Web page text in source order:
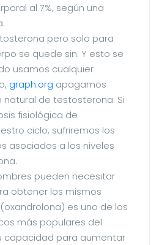
al 7%, según una
pero solo para
se quede sin. Y esto se
usamos cualquier
graph.org apagamos
de testosterona. Si
fisiológica de
ciclo, sufriremos los
asociados a los niveles
pueden necesitar
obtener los mismos
es uno de los
más populares del
capacidad para aumentar